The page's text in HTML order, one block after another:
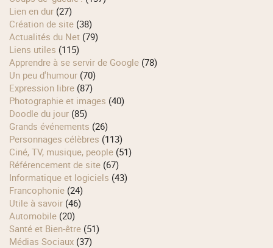
Lien en dur (27)
Création de site (38)
Actualités du Net (79)
Liens utiles (115)
Apprendre à se servir de Google (78)
Un peu d'humour (70)
Expression libre (87)
Photographie et images (40)
Doodle du jour (85)
Grands événements (26)
Personnages célèbres (113)
Ciné, TV, musique, people (51)
Référencement de site (67)
Informatique et logiciels (43)
Francophonie (24)
Utile à savoir (46)
Automobile (20)
Santé et Bien-être (51)
Médias Sociaux (37)